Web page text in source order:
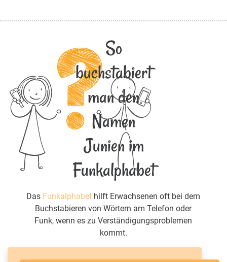
So
buchstabiert
man den
Namen
Junien im
Funkalphabet
Das Funkalphabet hilft Erwachsenen oft bei dem
Buchstabieren von Wörtern am Telefon oder
Funk, wenn es zu Verständigungsproblemen
kommt.